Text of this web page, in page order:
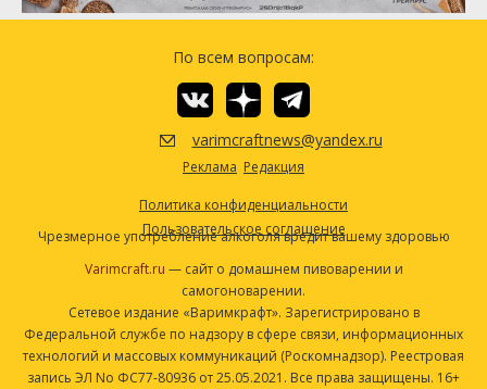
По всем вопросам:
varimcraftnews@yandex.ru
Реклама Редакция
Политика конфиденциальности
Пользовательское соглашение
Чрезмерное употребление алкоголя вредит вашему здоровью
Varimcraft.ru — сайт о домашнем пивоварении и
самогоноварении.
Сетевое издание «Варимкрафт». Зарегистрировано в
Федеральной службе по надзору в сфере связи, информационных
технологий и массовых коммуникаций (Роскомнадзор). Реестровая
запись ЭЛ No ФС77-80936 от 25.05.2021. Все права защищены. 16+